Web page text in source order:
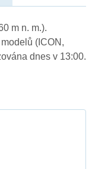
m n. m.).
(ICON,
dnes v 13:00.